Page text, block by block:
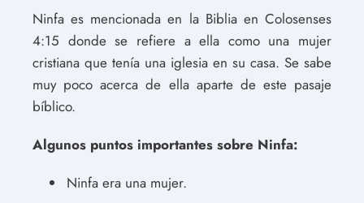
Ninfa es mencionada en la Biblia en Colosenses
4:15 donde se refiere a ella como una mujer
cristiana que tenía una iglesia en su casa. Se sabe
muy poco acerca de ella aparte de este pasaje
bíblico.
Algunos puntos importantes sobre Ninfa:
Ninfa era una mujer.